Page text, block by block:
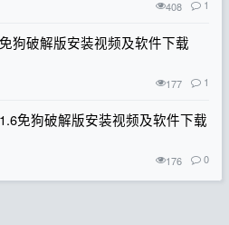
408 1
狗破解版安装视频及软件下载
177 1
免狗破解版安装视频及软件下载
176 0